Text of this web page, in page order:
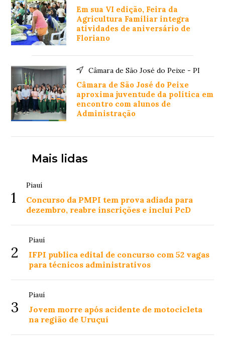
Em sua VI edição, Feira da
Agricultura Familiar integra
atividades de aniversário de
Floriano
Câmara de São José do Peixe - PI
Câmara de São José do Peixe
aproxima juventude da política em
encontro com alunos de
Administração
Mais lidas
1
Piauí
Concurso da PMPI tem prova adiada para
dezembro, reabre inscrições e inclui PcD
2
Piauí
IFPI publica edital de concurso com 52 vagas
para técnicos administrativos
3
Piauí
Jovem morre após acidente de motocicleta
na região de Uruçuí